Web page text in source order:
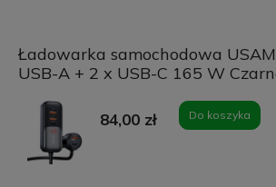
Ładowarka samochodowa
USB-A + 2 x USB-C 165 W
84,00 zł Do koszyka